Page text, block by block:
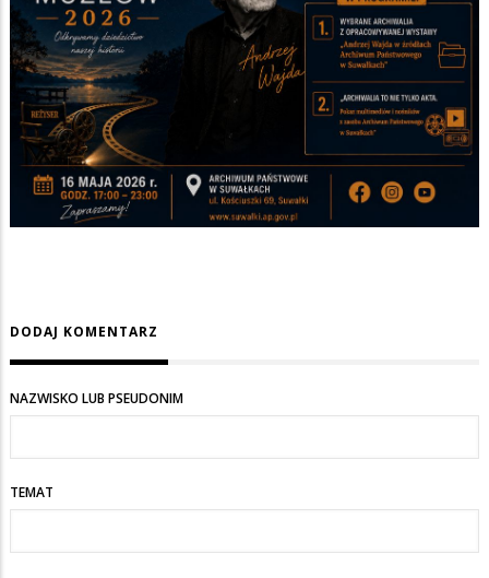
DODAJ KOMENTARZ
NAZWISKO LUB PSEUDONIM
TEMAT